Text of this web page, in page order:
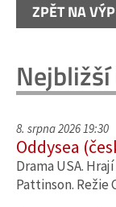
ZPĚT NA
8. srpna 2026 19:30
Oddysea
Drama USA.
Pattinson. Režie